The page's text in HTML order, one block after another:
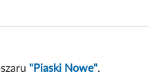
"Piaski Nowe".